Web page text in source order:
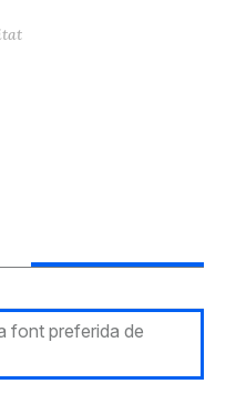
font preferida de